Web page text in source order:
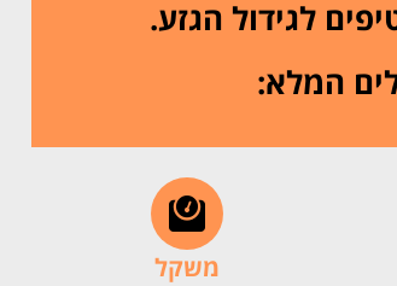
לגידול הגזע.
המלא:
משקל